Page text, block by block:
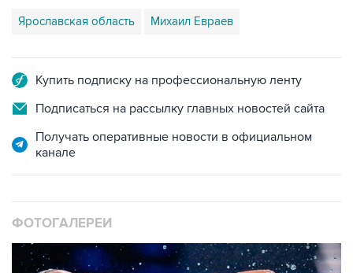
Ярославская область Михаил Евраев
Купить подписку на профессиональную ленту
Подписаться на рассылку главных новостей сайта
Получать оперативные новости в официальном
канале
ФОТОГАЛЕРЕИ